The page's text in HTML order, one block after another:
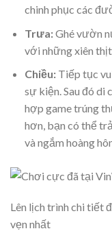
chinh phục các
Trưa:Ghé vườn
với những xiên
Chiều:Tiếp tục
sự kiện. Sau đó di
hợp game trúng
hơn, bạn có thể
và ngắm hoàng
Lên lịch trình chi tiết
vẹn nhất